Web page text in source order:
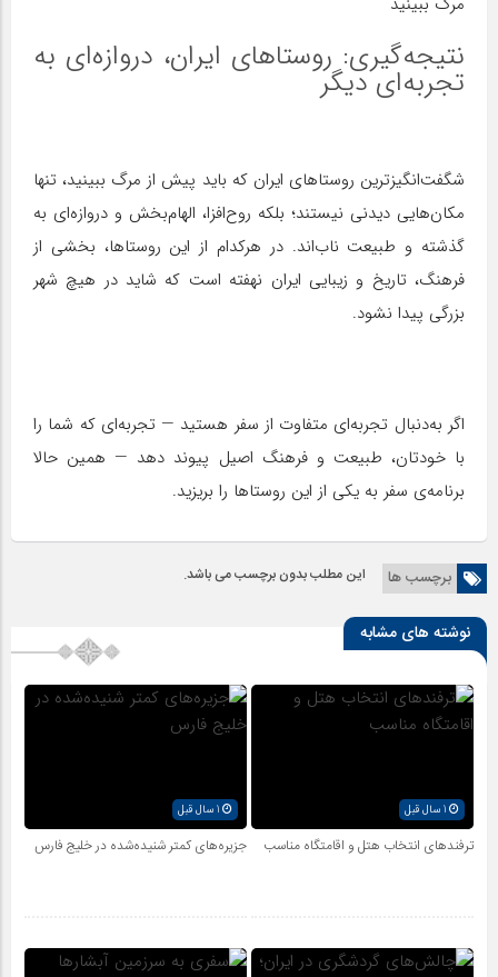
نتیجه‌گیری: روستاهای ایران، دروازه‌ای به
تجربه‌ای دیگر
شگفت‌انگیزترین روستاهای ایران که باید پیش از مرگ ببینید، تنها
مکان‌هایی دیدنی نیستند؛ بلکه روح‌افزا، الهام‌بخش و دروازه‌ای به
گذشته و طبیعت ناب‌اند. در هرکدام از این روستاها، بخشی از
فرهنگ، تاریخ و زیبایی ایران نهفته است که شاید در هیچ شهر
بزرگی پیدا نشود.
اگر به‌دنبال تجربه‌ای متفاوت از سفر هستید — تجربه‌ای که شما را
با خودتان، طبیعت و فرهنگ اصیل پیوند دهد — همین حالا
برنامه‌ی سفر به یکی از این روستاها را بریزید.
برچسب ها این مطلب بدون برچسب می باشد.
نوشته های مشابه
1 سال قبل
ترفندهای انتخاب هتل و اقامتگاه مناسب جزیره‌های کمتر شنیده‌شده در خلیج فارس